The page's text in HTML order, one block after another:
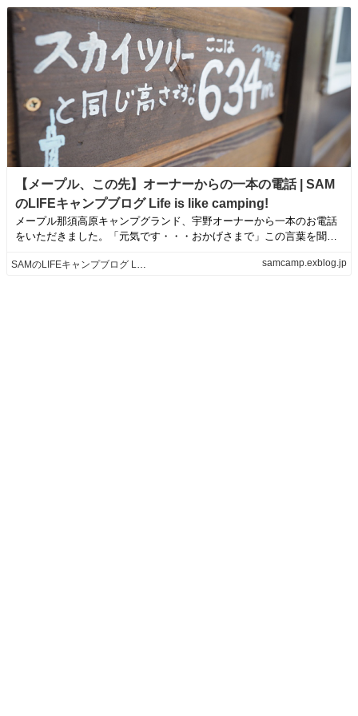
【メープル、この先】オーナーからの一本の電話 | SAM
のLIFEキャンプブログ Life is like camping!
メープル那須高原キャンプグランド、宇野オーナーから一本のお電話
をいただきました。「元気です・・・おかげさまで」この言葉を聞け
SAMのLIFEキャンプブログ Life is like camping! samcamp.exblog.jp